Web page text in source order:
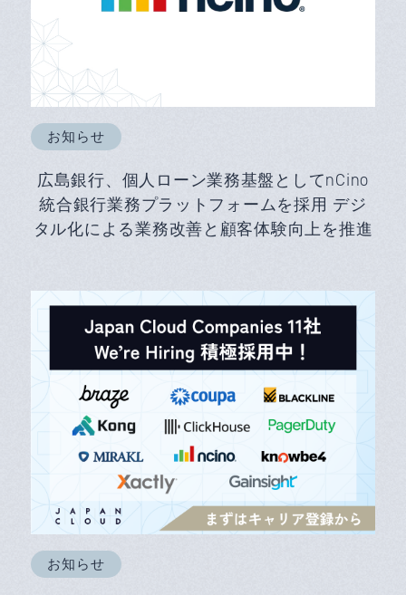
お知らせ
広島銀行、個人ローン業務基盤としてnCino
統合銀行業務プラットフォームを採用 デジ
タル化による業務改善と顧客体験向上を推進
お知らせ